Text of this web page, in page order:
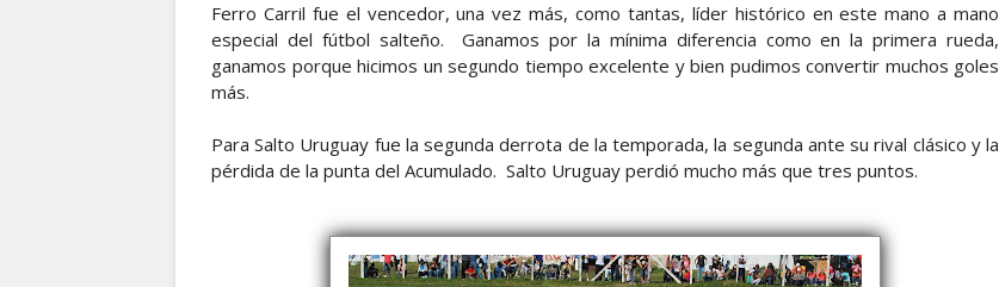
Ferro Carril fue el vencedor, una vez más, como tantas, líder histórico en este mano a mano
especial del fútbol salteño. Ganamos por la mínima diferencia como en la primera rueda,
ganamos porque hicimos un segundo tiempo excelente y bien pudimos convertir muchos goles
más.
Para Salto Uruguay fue la segunda derrota de la temporada, la segunda ante su rival clásico y la
pérdida de la punta del Acumulado. Salto Uruguay perdió mucho más que tres puntos.